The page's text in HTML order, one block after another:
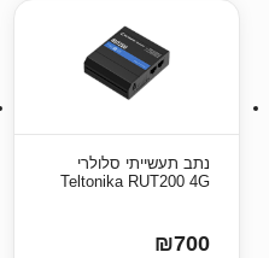
נתב תעשייתי סלולרי
Teltonika RUT200 4G
₪700